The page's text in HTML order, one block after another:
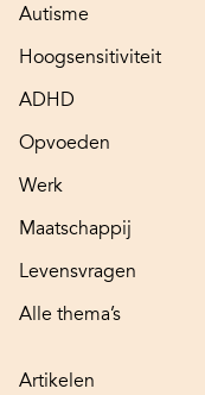
Autisme
Hoogsensitiviteit
ADHD
Opvoeden
Werk
Maatschappij
Levensvragen
Alle thema’s
Artikelen